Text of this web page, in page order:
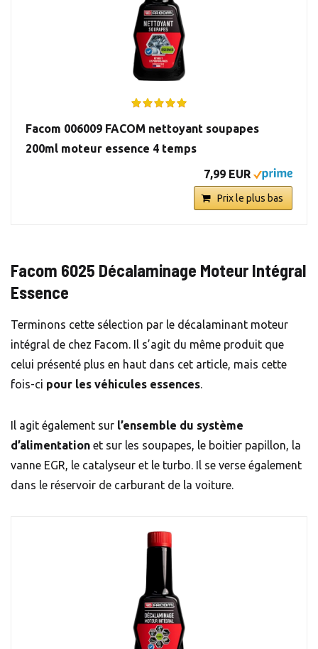
Facom 006009 FACOM nettoyant soupapes
200ml moteur essence 4 temps
7,99 EUR
Prix le plus bas
Facom 6025 Décalaminage Moteur Intégral
Essence
Terminons cette sélection par le décalaminant moteur
intégral de chez Facom. Il s’agit du même produit que
celui présenté plus en haut dans cet article, mais cette
fois-ci pour les véhicules essences.
Il agit également sur l’ensemble du système
d’alimentation et sur les soupapes, le boitier papillon, la
vanne EGR, le catalyseur et le turbo. Il se verse également
dans le réservoir de carburant de la voiture.